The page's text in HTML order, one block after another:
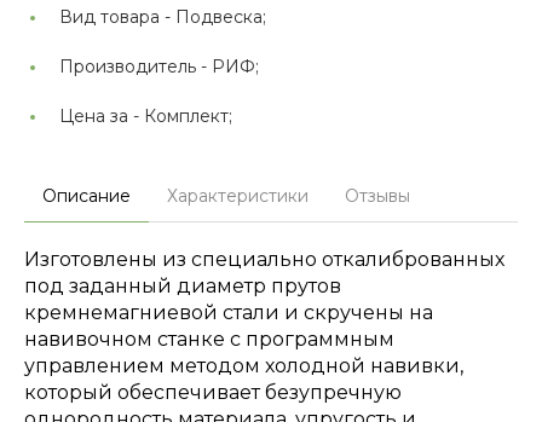
Вид товара - Подвеска;
Производитель - РИФ;
Цена за - Комплект;
Описание Характеристики Отзывы
Изготовлены из специально откалиброванных
под заданный диаметр прутов
кремнемагниевой стали и скручены на
навивочном станке с программным
управлением методом холодной навивки,
который обеспечивает безупречную